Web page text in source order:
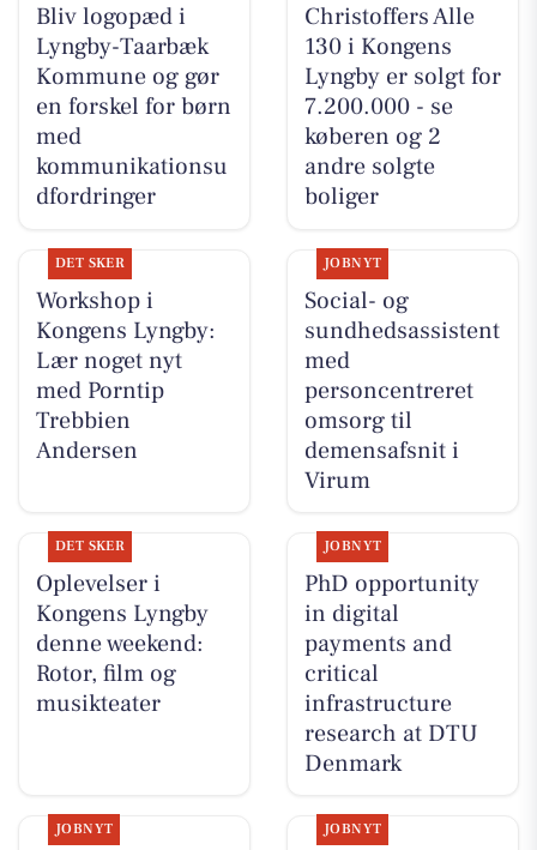
Bliv logopæd i
Lyngby-Taarbæk
Kommune og gør
en forskel for børn
med
kommunikationsu
dfordringer
Christoffers Alle
130 i Kongens
Lyngby er solgt for
7.200.000 - se
køberen og 2
andre solgte
boliger
DET SKER
Workshop i
Kongens Lyngby:
Lær noget nyt
med Porntip
Trebbien
Andersen
JOBNYT
Social- og
sundhedsassistent
med
personcentreret
omsorg til
demensafsnit i
Virum
DET SKER
Oplevelser i
Kongens Lyngby
denne weekend:
Rotor, film og
musikteater
JOBNYT
PhD opportunity
in digital
payments and
critical
infrastructure
research at DTU
Denmark
JOBNYT JOBNYT